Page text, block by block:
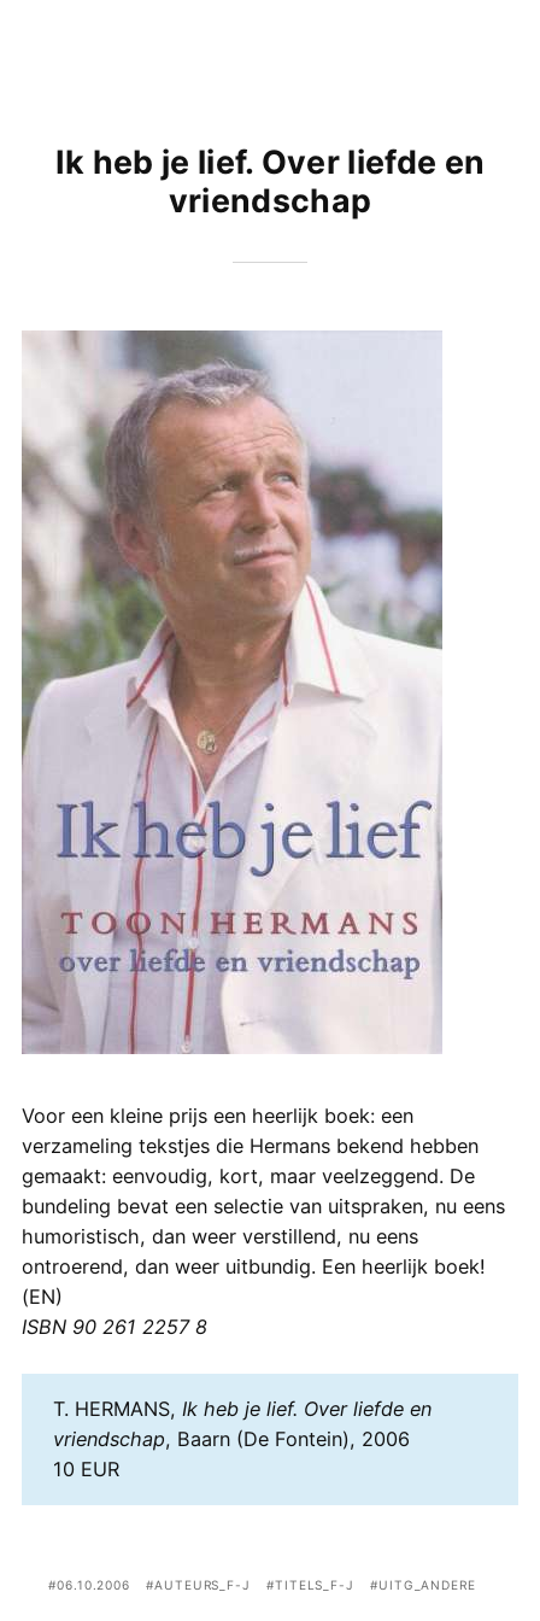
Ik heb je lief. Over liefde en
vriendschap
Voor een kleine prijs een heerlijk boek: een
verzameling tekstjes die Hermans bekend hebben
gemaakt: eenvoudig, kort, maar veelzeggend. De
bundeling bevat een selectie van uitspraken, nu eens
humoristisch, dan weer verstillend, nu eens
ontroerend, dan weer uitbundig. Een heerlijk boek!
(EN)
ISBN 90 261 2257 8
T. HERMANS, Ik heb je lief. Over liefde en
vriendschap, Baarn (De Fontein), 2006
10 EUR
06.10.2006 AUTEURS_F-J TITELS_F-J UITG_ANDERE